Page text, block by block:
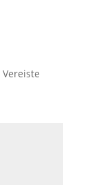
Vereiste